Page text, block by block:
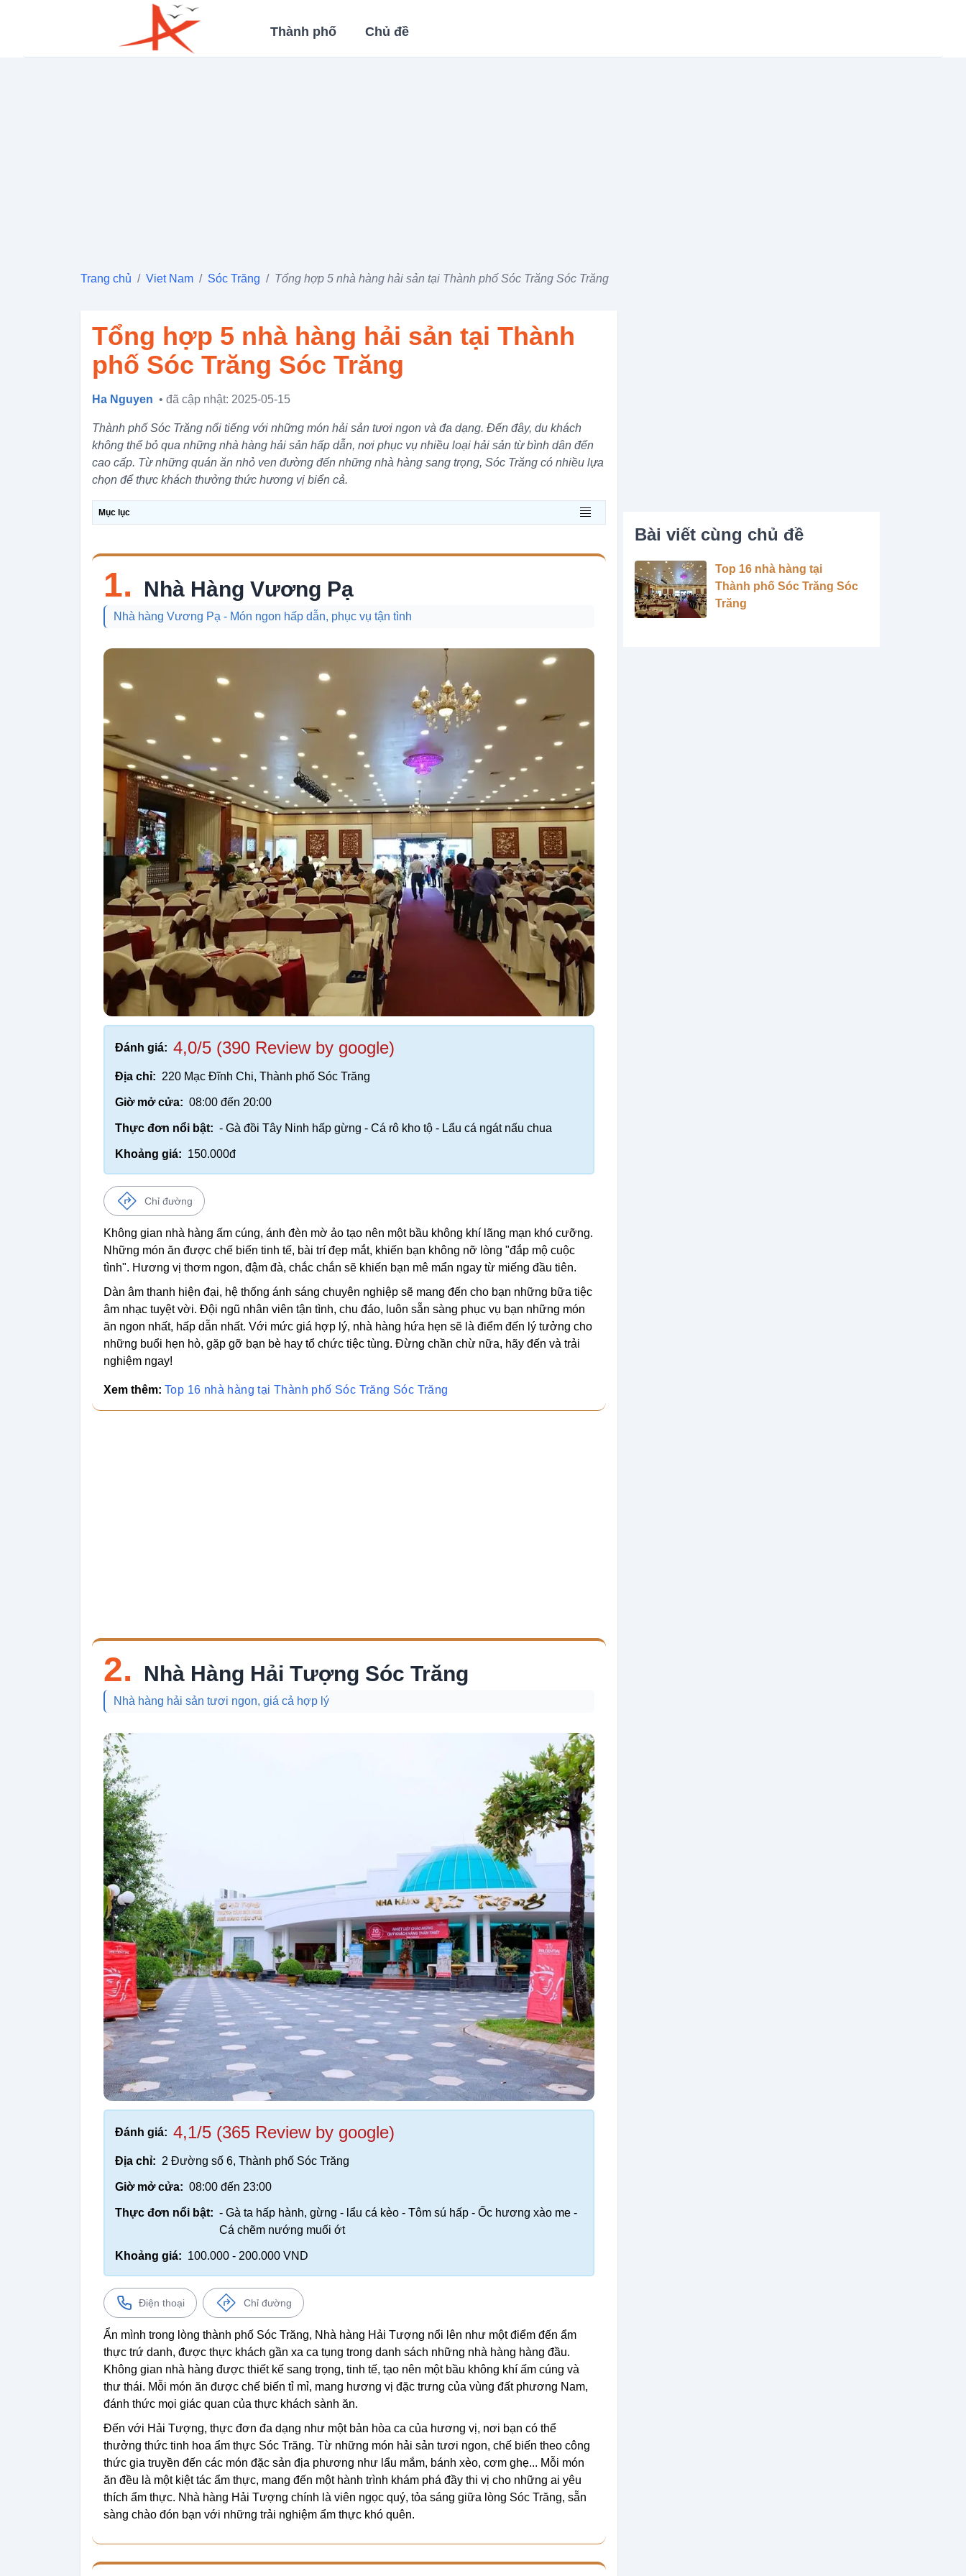
Thành phố Chủ đề
Trang chủ / Viet Nam / Sóc Trăng / Tổng hợp 5 nhà hàng hải sản tại Thành phố Sóc Trăng Sóc Trăng
Tổng hợp 5 nhà hàng hải sản tại Thành
phố Sóc Trăng Sóc Trăng
Ha Nguyen • đã cập nhật: 2025-05-15
Thành phố Sóc Trăng nổi tiếng với những món hải sản tươi ngon và đa dạng. Đến đây, du khách
không thể bỏ qua những nhà hàng hải sản hấp dẫn, nơi phục vụ nhiều loại hải sản từ bình dân đến
cao cấp. Từ những quán ăn nhỏ ven đường đến những nhà hàng sang trọng, Sóc Trăng có nhiều lựa
chọn để thực khách thưởng thức hương vị biển cả.
Mục lục
1. Nhà Hàng Vương Pạ
Nhà hàng Vương Pạ - Món ngon hấp dẫn, phục vụ tận tình
Đánh giá: 4,0/5 (390 Review by google)
Địa chỉ: 220 Mạc Đĩnh Chi, Thành phố Sóc Trăng
Giờ mở cửa: 08:00 đến 20:00
Thực đơn nổi bật: - Gà đồi Tây Ninh hấp gừng - Cá rô kho tộ - Lẩu cá ngát nấu chua
Khoảng giá: 150.000đ
Chỉ đường
Không gian nhà hàng ấm cúng, ánh đèn mờ ảo tạo nên một bầu không khí lãng mạn khó cưỡng.
Những món ăn được chế biến tinh tế, bài trí đẹp mắt, khiến bạn không nỡ lòng "đắp mộ cuộc
tình". Hương vị thơm ngon, đậm đà, chắc chắn sẽ khiến bạn mê mẩn ngay từ miếng đầu tiên.
Dàn âm thanh hiện đại, hệ thống ánh sáng chuyên nghiệp sẽ mang đến cho bạn những bữa tiệc
âm nhạc tuyệt vời. Đội ngũ nhân viên tận tình, chu đáo, luôn sẵn sàng phục vụ bạn những món
ăn ngon nhất, hấp dẫn nhất. Với mức giá hợp lý, nhà hàng hứa hẹn sẽ là điểm đến lý tưởng cho
những buổi hẹn hò, gặp gỡ bạn bè hay tổ chức tiệc tùng. Đừng chần chừ nữa, hãy đến và trải
nghiệm ngay!
Xem thêm: Top 16 nhà hàng tại Thành phố Sóc Trăng Sóc Trăng
2. Nhà Hàng Hải Tượng Sóc Trăng
Nhà hàng hải sản tươi ngon, giá cả hợp lý
Đánh giá: 4,1/5 (365 Review by google)
Địa chỉ: 2 Đường số 6, Thành phố Sóc Trăng
Giờ mở cửa: 08:00 đến 23:00
Thực đơn nổi bật: - Gà ta hấp hành, gừng - lẩu cá kèo - Tôm sú hấp - Ốc hương xào me -
Cá chẽm nướng muối ớt
Khoảng giá: 100.000 - 200.000 VND
Điện thoại Chỉ đường
Ẩn mình trong lòng thành phố Sóc Trăng, Nhà hàng Hải Tượng nổi lên như một điểm đến ẩm
thực trứ danh, được thực khách gần xa ca tụng trong danh sách những nhà hàng hàng đầu.
Không gian nhà hàng được thiết kế sang trọng, tinh tế, tạo nên một bầu không khí ấm cúng và
thư thái. Mỗi món ăn được chế biến tỉ mỉ, mang hương vị đặc trưng của vùng đất phương Nam,
đánh thức mọi giác quan của thực khách sành ăn.
Đến với Hải Tượng, thực đơn đa dạng như một bản hòa ca của hương vị, nơi bạn có thể
thưởng thức tinh hoa ẩm thực Sóc Trăng. Từ những món hải sản tươi ngon, chế biến theo công
thức gia truyền đến các món đặc sản địa phương như lẩu mắm, bánh xèo, cơm ghẹ... Mỗi món
ăn đều là một kiệt tác ẩm thực, mang đến một hành trình khám phá đầy thi vị cho những ai yêu
thích ẩm thực. Nhà hàng Hải Tượng chính là viên ngọc quý, tỏa sáng giữa lòng Sóc Trăng, sẵn
sàng chào đón bạn với những trải nghiệm ẩm thực khó quên.
Bài viết cùng chủ đề
Top 16 nhà hàng tại
Thành phố Sóc Trăng Sóc
Trăng